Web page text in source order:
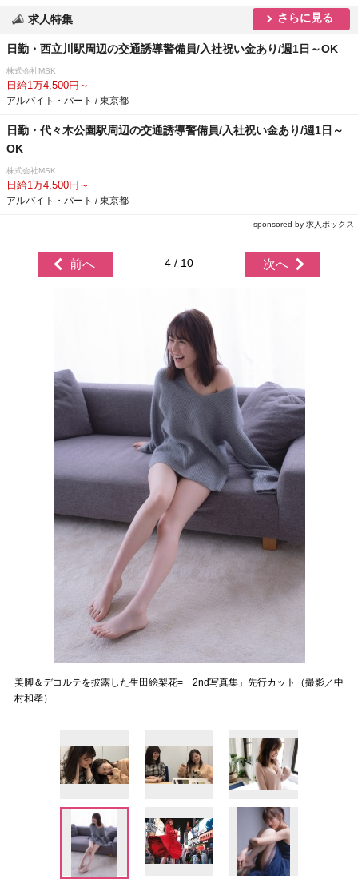
求人特集 さらに見る
日勤・西立川駅周辺の交通誘導警備員/入社祝い金あり/週1日～OK
株式会社MSK
日給1万4,500円～
アルバイト・パート / 東京都
日勤・代々木公園駅周辺の交通誘導警備員/入社祝い金あり/週1日～
OK
株式会社MSK
日給1万4,500円～
アルバイト・パート / 東京都
sponsored by 求人ボックス
前へ 4 / 10 次へ
美脚＆デコルテを披露した生田絵梨花=「2nd写真集」先行カット（撮影／中
村和孝）